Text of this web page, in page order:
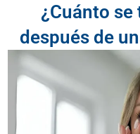
¿Cuánto se
después de